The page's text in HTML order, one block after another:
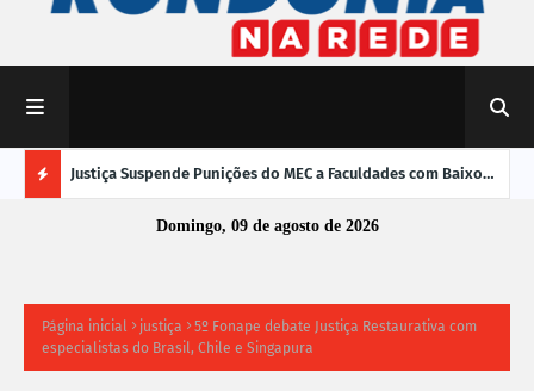
Justiça Suspende Punições do MEC a Faculdades com Baixo
Desempenho no Enamed
Domingo, 09 de agosto de 2026
Página inicial justiça
5º Fonape debate Justiça Restaurativa com
especialistas do Brasil, Chile e Singapura